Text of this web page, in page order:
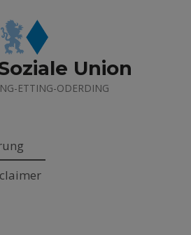
Union
ETTING-ODERDING